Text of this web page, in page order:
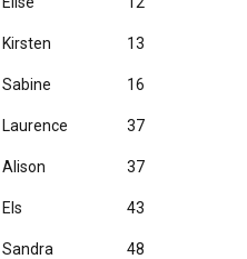
Kirsten 13
Sabine 16
Laurence 37
Alison 37
Els 43
Sandra 48